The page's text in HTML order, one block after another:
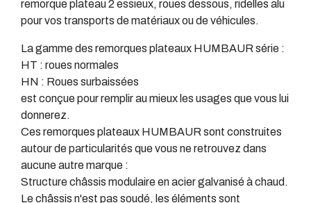
remorque plateau 2 essieux, roues dessous, ridelles alu
pour vos transports de matériaux ou de véhicules.
La gamme des remorques plateaux HUMBAUR série :
HT : roues normales
HN : Roues surbaissées
est conçue pour remplir au mieux les usages que vous lui
donnerez.
Ces remorques plateaux HUMBAUR sont construites
autour de particularités que vous ne retrouvez dans
aucune autre marque :
Structure châssis modulaire en acier galvanisé à chaud.
Le châssis n'est pas soudé, les éléments sont